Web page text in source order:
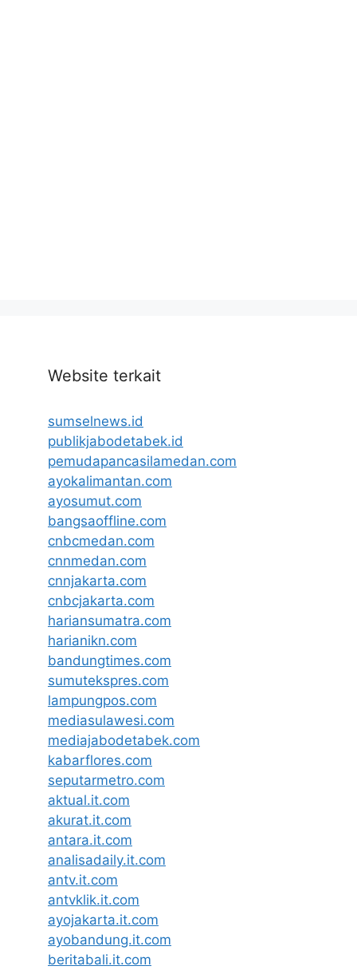
Website terkait
sumselnews.id
publikjabodetabek.id
pemudapancasilamedan.com
ayokalimantan.com
ayosumut.com
bangsaoffline.com
cnbcmedan.com
cnnmedan.com
cnnjakarta.com
cnbcjakarta.com
hariansumatra.com
harianikn.com
bandungtimes.com
sumutekspres.com
lampungpos.com
mediasulawesi.com
mediajabodetabek.com
kabarflores.com
seputarmetro.com
aktual.it.com
akurat.it.com
antara.it.com
analisadaily.it.com
antv.it.com
antvklik.it.com
ayojakarta.it.com
ayobandung.it.com
beritabali.it.com